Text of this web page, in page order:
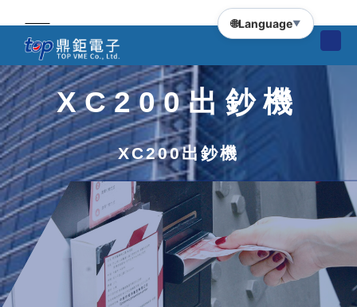
🌐Language▼
XC200出鈔機
XC200出鈔機